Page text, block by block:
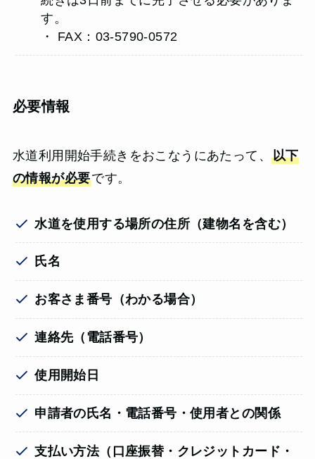
す。
・ FAX：03-5790-0572
必要情報
水道利用開始手続きをおこなうにあたって、 以下
の情報が必要です。
水道を使用する場所の住所（建物名を含む）
氏名
お客さま番号（わかる場合）
連絡先（電話番号）
使用開始日
申請者の氏名・電話番号・使用者との関係
支払い方法（口座振替・クレジットカード・